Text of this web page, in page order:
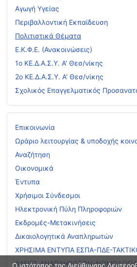
Ο ιστότοπος της Διεύθυνσης
Αγωγή Υγείας
Περιβαλλοντική Εκπαίδευση
Πολιτιστικά Θέματα
Ε.Κ.Φ.Ε. (Ανακοινώσεις)
1ο ΚΕ.Δ.Α.Σ.Υ. Α' Θεσ/νίκης
2ο ΚΕ.Δ.Α.Σ.Υ. Α' Θεσ/νίκης
Σχολικός Επαγγελματικός
Επικοινωνία
Ωράριο λειτουργίας & υποδοχής
Αναζήτηση
Οικονομικά
Έντυπα
Χρήσιμοι Σύνδεσμοι
Ηλεκτρονική Πύλη Πληροφοριών
Εκδρομές-Μετακινήσεις
Δικαιολογητικά Αναπληρωτών
ΧΡΗΣΙΜΑ ΕΝΤΥΠΑ ΕΣΠΑ-ΠΔΕ-
ΑΔΕΙΕΣ ΑΝΑΠΛΗΡΩΤΩΝ-ΝΟΜΟΛΟΓΙΑ